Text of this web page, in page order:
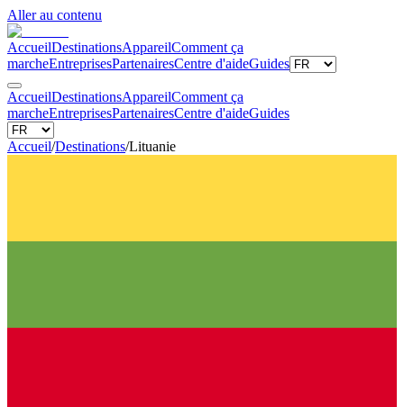
Aller au contenu
AccueilDestinationsAppareilComment ça
marcheEntreprisesPartenairesCentre d'aideGuides
AccueilDestinationsAppareilComment ça
marcheEntreprisesPartenairesCentre d'aideGuides
Accueil/Destinations/Lituanie